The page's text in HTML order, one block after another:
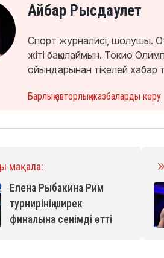
Айбар Рысдаулет
Спорт журналисі, шолушы.
жіті бақылаймын. Токио
ойындарынан тікелей хабар
Барлық авторлық жазбаларды көру
мақала:
Елена Рыбакина Рим
турнирінің ширек
финалына сенімді өтті